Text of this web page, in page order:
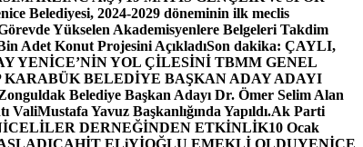
Belediyesi, 2024-2029 döneminin ilk meclis
Yükselen Akademisyenlere Belgeleri Takdim
Adet Konut Projesini AçıkladıSon dakika: ÇAYLI,
YENİCE’NİN YOL ÇİLESİNİ TBMM GENEL
KARABÜK BELEDİYE BAŞKAN ADAY ADAYI
Belediye Başkan Adayı Dr. Ömer Selim Alan
Yavuz Başkanlığında Yapıldı.Ak Parti
DERNEĞİNDEN ETKİNLİK10 Ocak
CAHİT ELiYİOĞLU EMEKLİ OLDUYENİCE